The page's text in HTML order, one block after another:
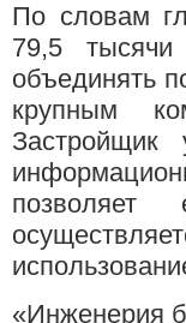
По словам
79,5 тысячи
объединять
крупным
«Инженерия